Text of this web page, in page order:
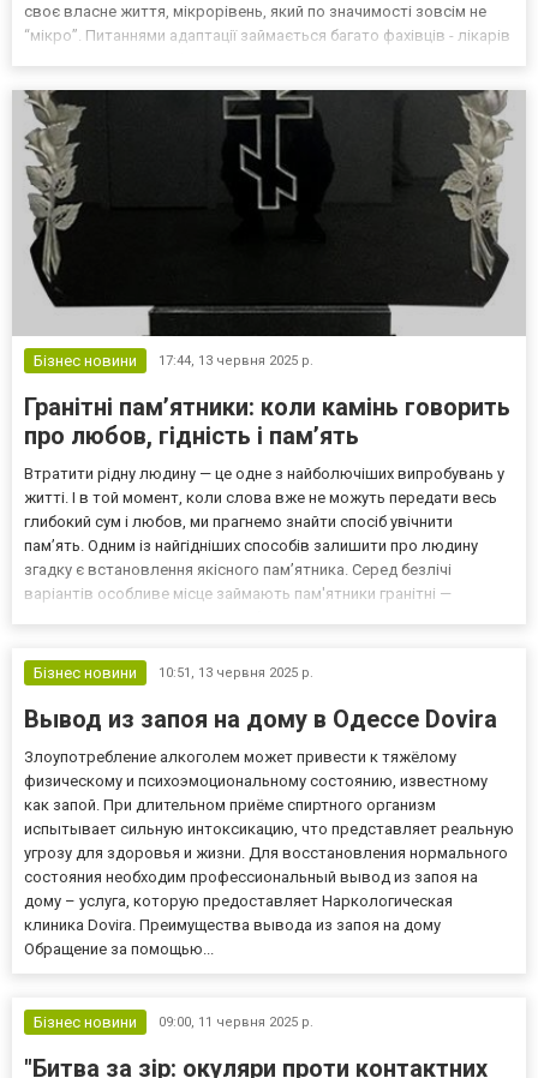
своє власне життя, мікрорівень, який по значимості зовсім не
“мікро”. Питаннями адаптації займається багато фахівців - лікарів
Бізнес новини 17:44, 13 червня 2025 р.
Гранітні пам’ятники: коли камінь говорить
про любов, гідність і пам’ять
Втратити рідну людину — це одне з найболючіших випробувань у
житті. І в той момент, коли слова вже не можуть передати весь
глибокий сум і любов, ми прагнемо знайти спосіб увічнити
пам’ять. Одним із найгідніших способів залишити про людину
згадку є встановлення якісного пам’ятника. Серед безлічі
варіантів особливе місце займають пам'ятники гранітні —
Бізнес новини
10:51, 13 червня 2025 р.
Вывод из запоя на дому в Одессе Dovira
Злоупотребление алкоголем может привести к тяжёлому
физическому и психоэмоциональному состоянию, известному
как запой. При длительном приёме спиртного организм
испытывает сильную интоксикацию, что представляет реальную
угрозу для здоровья и жизни. Для восстановления нормального
состояния необходим профессиональный вывод из запоя на
дому – услуга, которую предоставляет Наркологическая
клиника Dovira. Преимущества вывода из запоя на дому
Обращение за помощью...
Бізнес новини 09:00, 11 червня 2025 р.
"Битва за зір: окуляри проти контактних